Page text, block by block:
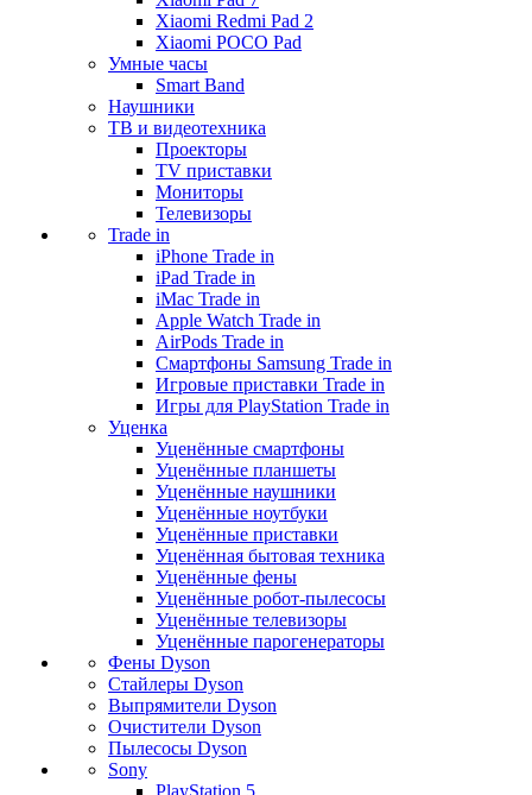
Xiaomi Redmi Pad 2
Xiaomi POCO Pad
Умные часы
Smart Band
Наушники
ТВ и видеотехника
Проекторы
TV приставки
Мониторы
Телевизоры
Trade in
iPhone Trade in
iPad Trade in
iMac Trade in
Apple Watch Trade in
AirPods Trade in
Смартфоны Samsung Trade in
Игровые приставки Trade in
Игры для PlayStation Trade in
Уценка
Уценённые смартфоны
Уценённые планшеты
Уценённые наушники
Уценённые ноутбуки
Уценённые приставки
Уценённая бытовая техника
Уценённые фены
Уценённые робот-пылесосы
Уценённые телевизоры
Уценённые парогенераторы
Фены Dyson
Стайлеры Dyson
Выпрямители Dyson
Очистители Dyson
Пылесосы Dyson
Sony